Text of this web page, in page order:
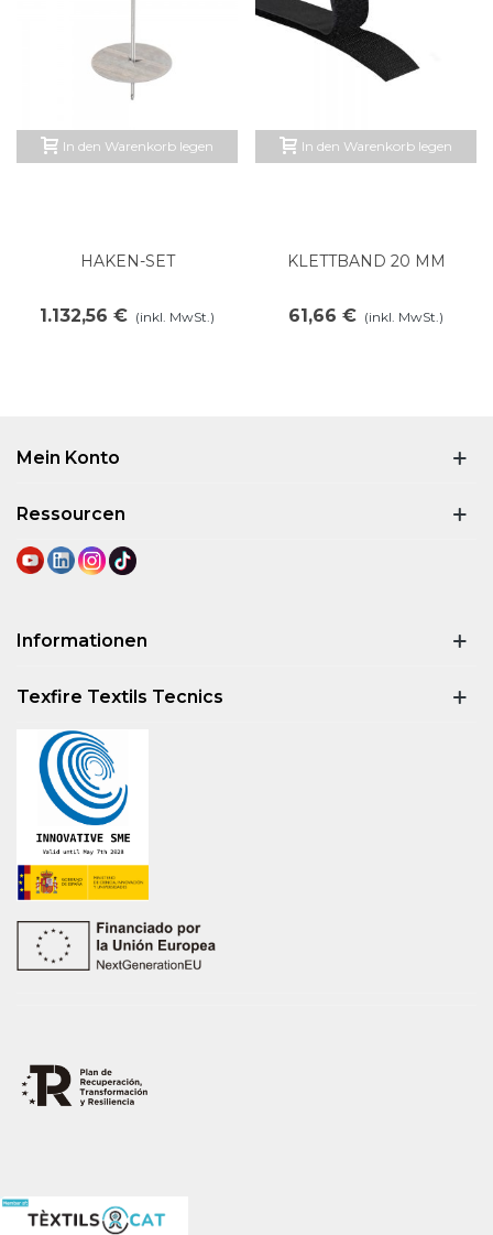
In den Warenkorb legen
HAKEN-SET
1.132,56 € (inkl. MwSt.)
In den Warenkorb legen
KLETTBAND 20 MM
61,66 € (inkl. MwSt.)
Mein Konto
Ressourcen
Informationen
Texfire Textils Tecnics